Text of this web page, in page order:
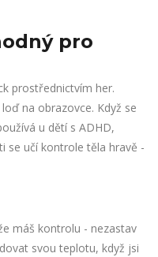
pro
prostřednictvím her.
na obrazovce. Když se
u dětí s ADHD,
se učí kontrole těla hravě -
máš kontrolu - nezastav
svou teplotu, když jsi